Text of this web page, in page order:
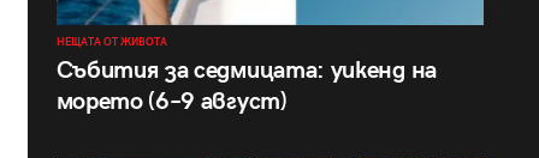
НЕЩАТА ОТ ЖИВОТА
Събития за седмицата: уикенд на
морето (6–9 август)